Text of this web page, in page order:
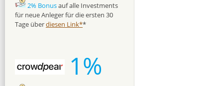
2% Bonusauf alle Investments
für neue Anleger für die ersten 30
Tage überdiesen Link**
1%